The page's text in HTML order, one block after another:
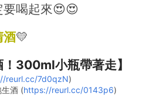
要喝起來😍😍
酒💛
！300ml小瓶帶著走】
reurl.cc/7d0qzN)
酒 (https://reurl.cc/0143p6)